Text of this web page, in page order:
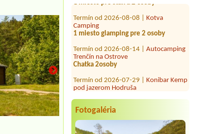
Termín od 2026-08-08 |Kotva
1 miesto glamping pre 2 osoby
Termín od 2026-08-14 | Autocamping
Chatka 2osoby
Termín od 2026-07-29 |
Termín od 2026-07-28 |
Osada Vincov les
Termín od 2026-08-15 |
rekreačné stredisko
7 osôb
Fotogaléria